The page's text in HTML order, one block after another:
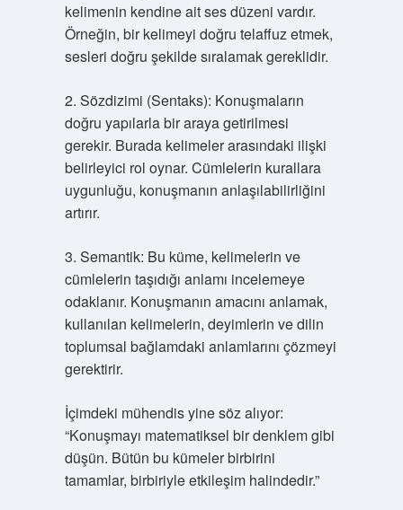
kelimenin kendine ait ses düzeni vardır.
Örneğin, bir kelimeyi doğru telaffuz etmek,
sesleri doğru şekilde sıralamak gereklidir.
2. Sözdizimi (Sentaks): Konuşmaların
doğru yapılarla bir araya getirilmesi
gerekir. Burada kelimeler arasındaki ilişki
belirleyici rol oynar. Cümlelerin kurallara
uygunluğu, konuşmanın anlaşılabilirliğini
artırır.
3. Semantik: Bu küme, kelimelerin ve
cümlelerin taşıdığı anlamı incelemeye
odaklanır. Konuşmanın amacını anlamak,
kullanılan kelimelerin, deyimlerin ve dilin
toplumsal bağlamdaki anlamlarını çözmeyi
gerektirir.
İçimdeki mühendis yine söz alıyor:
“Konuşmayı matematiksel bir denklem gibi
düşün. Bütün bu kümeler birbirini
tamamlar, birbiriyle etkileşim halindedir.”